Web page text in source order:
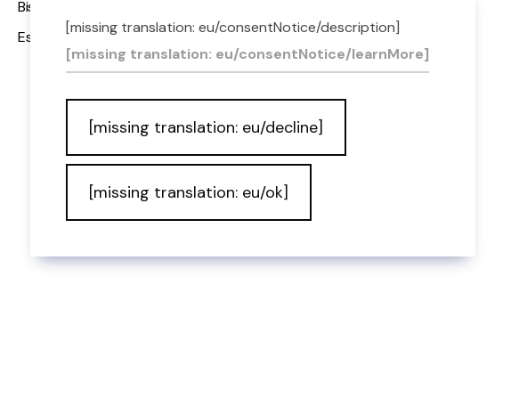
Bisita gidatuak
Espazio Irisgarria
[missing translation: eu/consentNotice/description]
[missing translation: eu/consentNotice/learnMore]
[missing translation: eu/decline]
[missing translation: eu/ok]